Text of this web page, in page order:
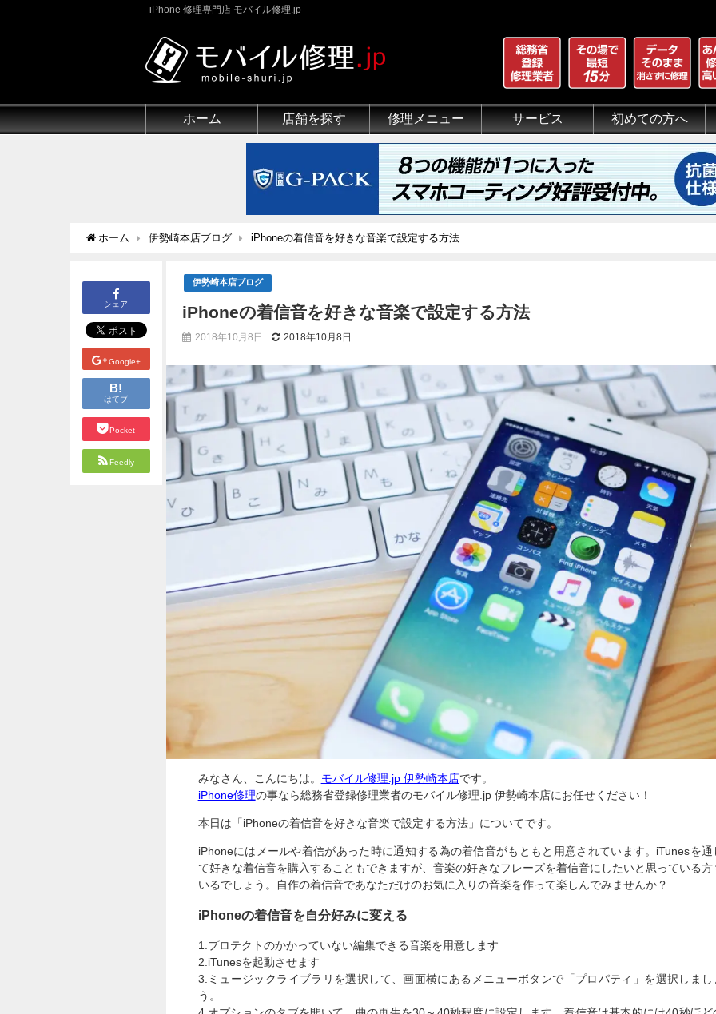
iPhone 修理専門店 モバイル修理.jp
ホーム 店舗を探す 修理メニュー
iPhone 画面割れ修理
iPhone 液晶修理
iPhoneバッテリー交換
iPhone 水没修理
iPhone ホームボタン修理
iPhone カメラ修理
iPhone スピーカー修理
iPhone 自己修理失敗
iPhone 水没・データ復旧
iPad修理メニュー
iPod修理メニュー
サービス
スマホコーティング G-PACK
iPhone買取
iFace
iRing
Qubii
出張修理（iWorker）
代行修理サービス（同業者様）
初めての方へ
当店の特徴
総務省登録修理業者
マンガでわかるモバイル
クリーニング
グループ全体の部品の安
悪質な部品に注意
フロントパネルについて
有機ELパネル（OLED）
バッテリーについて
ホーム 伊勢崎本店ブログ iPhoneの着信音を好きな音楽で設定する方法
シェア
Google+
B!
はてブ
Pocket
Feedly
伊勢崎本店ブログ
iPhoneの着信音を好きな音楽で設定する方法
2018年10月8日 2018年10月8日
みなさん、こんにちは。 モバイル修理.jp 伊勢崎本店です。
iPhone修理の事なら総務省登録修理業者のモバイル修理.jp 伊勢崎本店にお任せください！
本日は「iPhoneの着信音を好きな音楽で設定する方法」についてです。
iPhoneにはメールや着信があった時に通知する為の着信音がもともと用意されています。iTunesを通
て好きな着信音を購入することもできますが、音楽の好きなフレーズを着信音にしたいと思っている方
いるでしょう。自作の着信音であなただけのお気に入りの音楽を作って楽しんでみませんか？
iPhoneの着信音を自分好みに変える
1.プロテクトのかかっていない編集できる音楽を用意します
2.iTunesを起動させます
3.ミュージックライブラリを選択して、画面横にあるメニューボタンで「プロパティ」を選択しまし
う。